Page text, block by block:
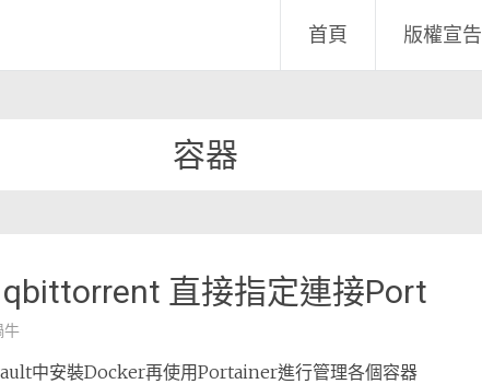
首頁 版權宣告
容器
直接指定連接Port
牛
中安裝Docker再使用Portainer進行管理各個容器